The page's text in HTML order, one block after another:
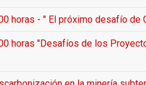
- " El próximo desafío de
horas "Desafíos de los